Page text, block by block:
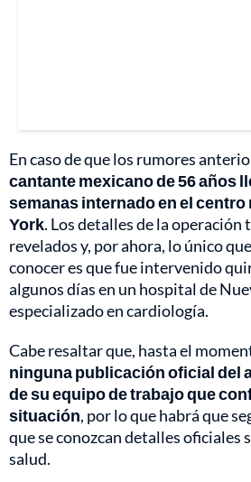
En caso de que los rumores
cantante mexicano de 56 años
semanas internado en el centro
York. Los detalles de la operación
revelados y, por ahora, lo único
conocer es que fue intervenido
algunos días en un hospital de
especializado en cardiología.
Cabe resaltar que, hasta el
ninguna publicación oficial del
de su equipo de trabajo que
situación, por lo que habrá que
que se conozcan detalles oficiales
salud.